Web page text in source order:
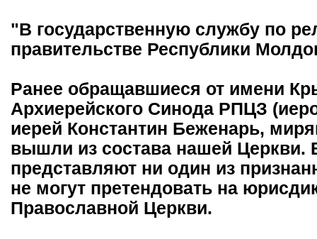
"В государственную службу по
правительстве Республики
Ранее обращавшиеся от имени
Архиерейского Синода РПЦЗ
иерей Константин Беженарь,
вышли из состава нашей Церкви.
представляют ни один из
не могут претендовать на
Православной Церкви.